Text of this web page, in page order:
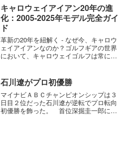
す。例えば、軽いボールは投げると速く
飛び、重いホーガン投げの鉄...
キャロウェイアイアン20年の進
化：2005-2025年モデル完全ガイ
ド
革新の20年を紐解く - なぜ今、キャロウ
ェイアイアンなのか？ゴルフギアの世界
において、キャロウェイゴルフは常に
リーブス・キャロウェイが掲げた哲学
は、今日の製品開発に...
石川遼がプロ初優勝
マイナビＡＢＣチャンピオンシップは３
日目２位だった石川遼が逆転でプロ転向
初優勝を飾った。 首位深掘圭一郎に３